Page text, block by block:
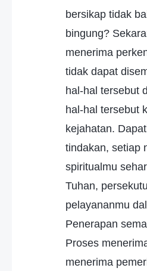
bersikap tidak
bingung?
menerima
tidak dapat
hal-hal tersebut
hal-hal tersebut
kejahatan.
tindakan, setiap
spiritualmu
Tuhan,
pelayananmu
Penerapan
Proses
menerima